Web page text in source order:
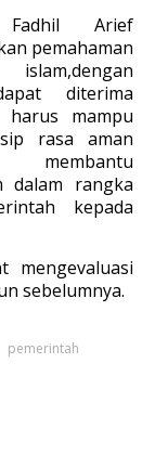
Arief
pemahaman
diterima
mampu
rasa aman
dalam rangka
kepada
mengevaluasi
sebelumnya.
pemerintah